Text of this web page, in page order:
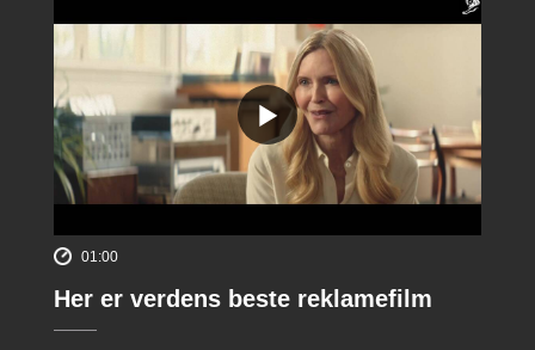
01:00
Her er verdens beste reklamefilm